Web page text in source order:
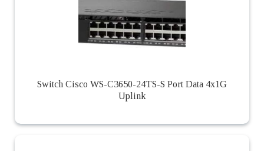
Switch Cisco WS-C3650-24TS-S Port Data 4x1G
Uplink